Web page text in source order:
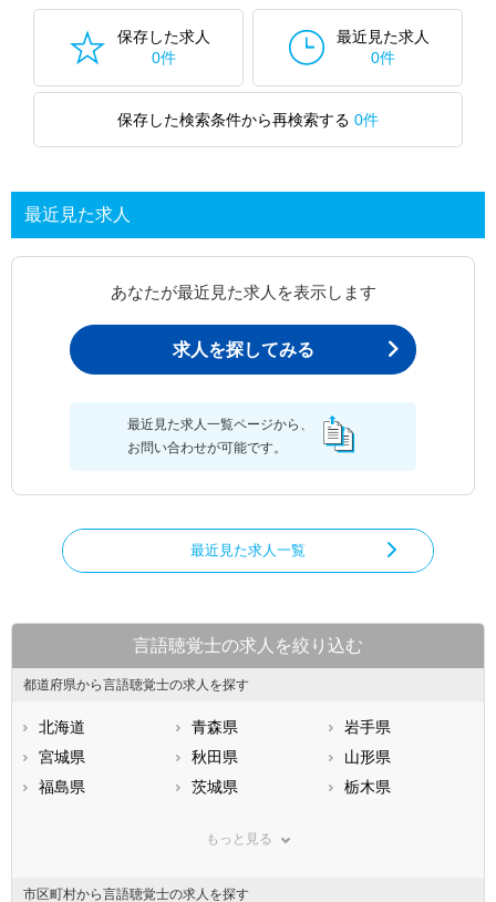
保存した求人
0件
最近見た求人
0件
保存した検索条件から再検索する 0件
最近見た求人
あなたが最近見た求人を表示します
求人を探してみる
最近見た求人一覧ページから、
お問い合わせが可能です。
最近見た求人一覧
言語聴覚士の求人を絞り込む
都道府県から言語聴覚士の求人を探す
北海道 青森県
岩手県
宮城県
秋田県
山形県
福島県
茨城県
栃木県
神奈川県
もっと見る
市区町村から言語聴覚士の求人を探す